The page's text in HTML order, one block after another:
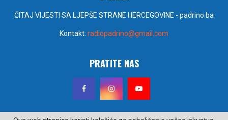
ČITAJ VIJESTI SA LJEPŠE STRANE HERCEGOVINE - padrino.ba
Kontakt: radiopadrino@gmail.com
PRATITE NAS